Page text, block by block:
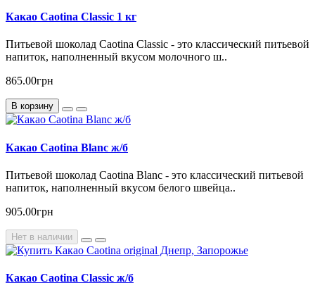
Какао Caotina Classic 1 кг
Питьевой шоколад Caotina Classic - это классический питьевой
напиток, наполненный вкусом молочного ш..
865.00грн
В корзину
Какао Caotina Blanc ж/б
Питьевой шоколад Caotina Blanc - это классический питьевой
напиток, наполненный вкусом белого швейца..
905.00грн
Нет в наличии
Какао Caotina Classic ж/б